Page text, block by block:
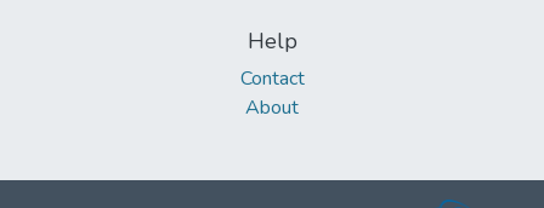
Help
Contact
About